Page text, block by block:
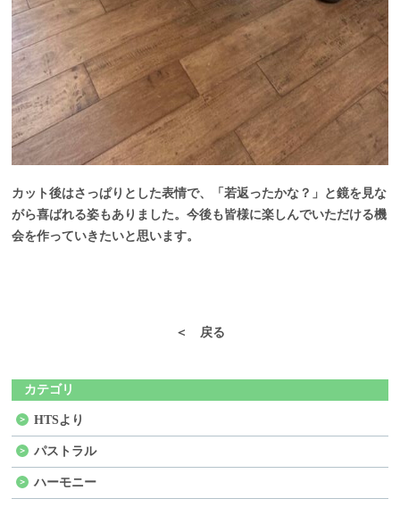
カット後はさっぱりとした表情で、「若返ったかな？」と鏡を見な
がら喜ばれる姿もありました。今後も皆様に楽しんでいただける機
会を作っていきたいと思います。
＜ 戻る
カテゴリ
HTSより
パストラル
ハーモニー